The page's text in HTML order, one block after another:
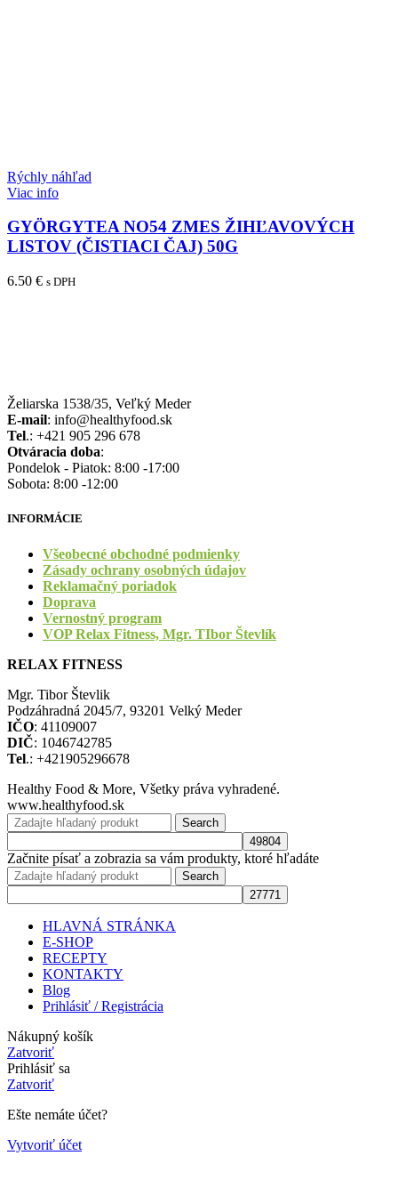
Rýchly náhľad
Viac info
GYÖRGYTEA NO54 ZMES ŽIHĽAVOVÝCH
LISTOV (ČISTIACI ČAJ) 50G
6.50 € s DPH
Želiarska 1538/35, Veľký Meder
E-mail: info@healthyfood.sk
Tel.: +421 905 296 678
Otváracia doba:
Pondelok - Piatok: 8:00 -17:00
Sobota: 8:00 -12:00
INFORMÁCIE
Všeobecné obchodné podmienky
Zásady ochrany osobných údajov
Reklamačný poriadok
Doprava
Vernostný program
VOP Relax Fitness, Mgr. TIbor Števlík
RELAX FITNESS
Mgr. Tibor Števlik
Podzáhradná 2045/7, 93201 Velký Meder
IČO: 41109007
DIČ: 1046742785
Tel.: +421905296678
Healthy Food & More, Všetky práva vyhradené.
www.healthyfood.sk
Search
Začnite písať a zobrazia sa vám produkty, ktoré hľadáte
Search
HLAVNÁ STRÁNKA
E-SHOP
RECEPTY
KONTAKTY
Blog
Prihlásiť / Registrácia
Nákupný košík
Zatvoriť
Prihlásiť sa
Zatvoriť
Ešte nemáte účet?
Vytvoriť účet